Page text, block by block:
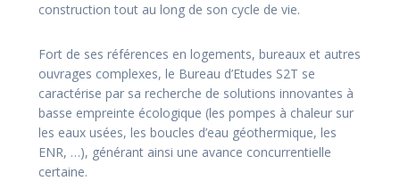
construction tout au long de son cycle de vie.
Fort de ses références en logements, bureaux et autres
ouvrages complexes, le Bureau d’Etudes S2T se
caractérise par sa recherche de solutions innovantes à
basse empreinte écologique (les pompes à chaleur sur
les eaux usées, les boucles d’eau géothermique, les
ENR, …), générant ainsi une avance concurrentielle
certaine.